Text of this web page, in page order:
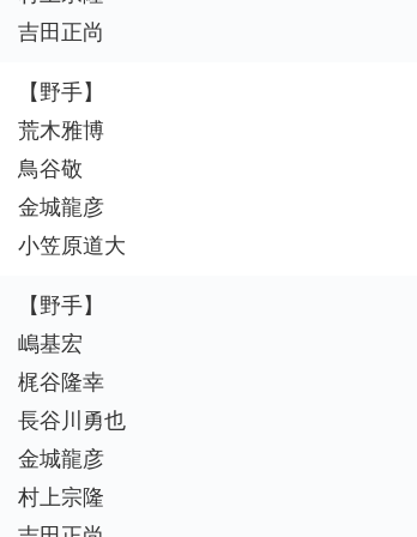
吉田正尚
【野手】
荒木雅博
鳥谷敬
金城龍彦
小笠原道大
【野手】
嶋基宏
梶谷隆幸
長谷川勇也
金城龍彦
村上宗隆